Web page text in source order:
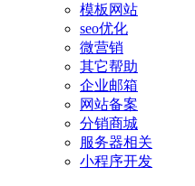
模板网站
seo优化
微营销
其它帮助
企业邮箱
网站备案
分销商城
服务器相关
小程序开发